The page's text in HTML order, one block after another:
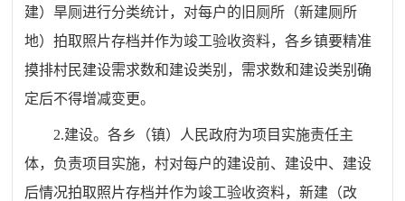
建）旱厕进行分类统计，对每户的旧厕所（新建厕所
地）拍取照片存档并作为竣工验收资料，各乡镇要精准
摸排村民建设需求数和建设类别，需求数和建设类别确
定后不得增减变更。
2.建设。各乡（镇）人民政府为项目实施责任主
体，负责项目实施，村对每户的建设前、建设中、建设
后情况拍取照片存档并作为竣工验收资料，新建（改